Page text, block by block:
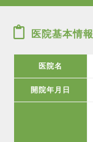
医院基本情報
医院名
開院年月日